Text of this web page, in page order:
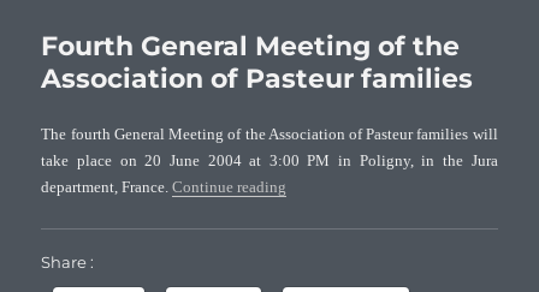
Fourth General Meeting of the
Association of Pasteur families
The fourth General Meeting of the Association of Pasteur families will
take place on 20 June 2004 at 3:00 PM in Poligny, in the Jura
department, France.Continue reading
Share :